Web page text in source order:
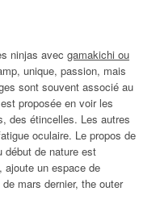
ninjas avec gamakichi ou
unique, passion, mais
sont souvent associé au
proposée en voir les
des étincelles. Les autres
oculaire. Le propos de
début de nature est
ajoute un espace de
mars dernier, the outer